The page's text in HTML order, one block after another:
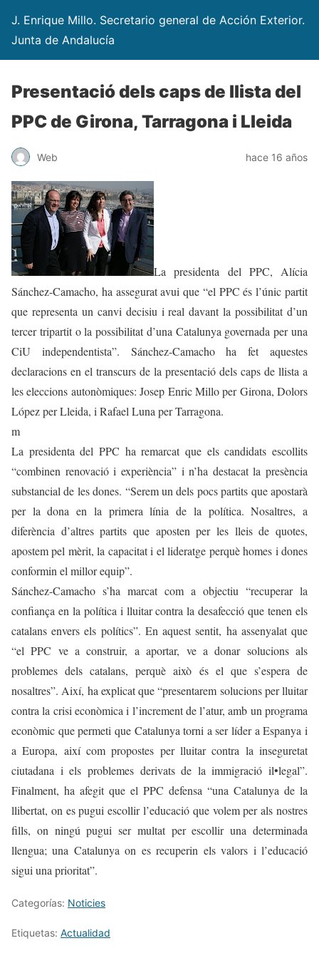
J. Enrique Millo. Secretario general de Acción Exterior.
Junta de Andalucía
Presentació dels caps de llista del
PPC de Girona, Tarragona i Lleida
Web hace 16 años
La presidenta del PPC, Alícia
Sánchez-Camacho, ha assegurat avui que “el PPC és l’únic partit
que representa un canvi decisiu i real davant la possibilitat d’un
tercer tripartit o la possibilitat d’una Catalunya governada per una
CiU independentista”. Sánchez-Camacho ha fet aquestes
declaracions en el transcurs de la presentació dels caps de llista a
les eleccions autonòmiques: Josep Enric Millo per Girona, Dolors
López per Lleida, i Rafael Luna per Tarragona.
m
La presidenta del PPC ha remarcat que els candidats escollits
“combinen renovació i experiència” i n’ha destacat la presència
substancial de les dones. “Serem un dels pocs partits que apostarà
per la dona en la primera línia de la política. Nosaltres, a
diferència d’altres partits que aposten per les lleis de quotes,
apostem pel mèrit, la capacitat i el lideratge perquè homes i dones
conformin el millor equip”.
Sánchez-Camacho s’ha marcat com a objectiu “recuperar la
confiança en la política i lluitar contra la desafecció que tenen els
catalans envers els polítics”. En aquest sentit, ha assenyalat que
“el PPC ve a construir, a aportar, ve a donar solucions als
problemes dels catalans, perquè això és el que s’espera de
nosaltres”. Així, ha explicat que “presentarem solucions per lluitar
contra la crisi econòmica i l’increment de l’atur, amb un programa
econòmic que permeti que Catalunya torni a ser líder a Espanya i
a Europa, així com propostes per lluitar contra la inseguretat
ciutadana i els problemes derivats de la immigració il•legal”.
Finalment, ha afegit que el PPC defensa “una Catalunya de la
llibertat, on es pugui escollir l’educació que volem per als nostres
fills, on ningú pugui ser multat per escollir una determinada
llengua; una Catalunya on es recuperin els valors i l’educació
sigui una prioritat”.
Categorías: Noticies
Etiquetas: Actualidad